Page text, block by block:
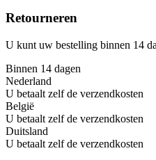
Retourneren
U kunt uw bestelling binnen 14
Binnen 14 dagen
Nederland
U betaalt zelf de verzendkosten
België
U betaalt zelf de verzendkosten
Duitsland
U betaalt zelf de verzendkosten